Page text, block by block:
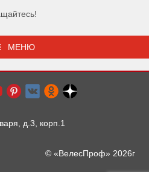
МЕНЮ
д.3, корп.1
© «ВелесПроф» 2026г